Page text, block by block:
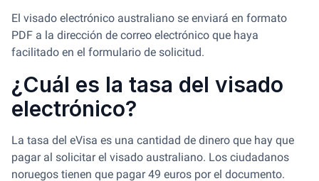
El visado electrónico australiano se enviará en formato
PDF a la dirección de correo electrónico que haya
facilitado en el formulario de solicitud.
¿Cuál es la tasa del visado
electrónico?
La tasa del eVisa es una cantidad de dinero que hay que
pagar al solicitar el visado australiano. Los ciudadanos
noruegos tienen que pagar 49 euros por el documento.